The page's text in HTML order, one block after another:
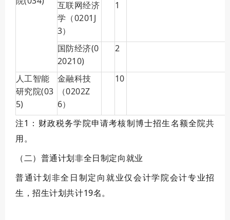
互联网经济
学（0201J
3）
1
国防经济(0
20210)
2
人工智能
研究院(03
5)
金融科技
（0202Z
6）
10
注1 ：财政税务学院申请考核制博士招生名额全院共
用。
（二）普通计划非全日制定向就业
普通计划非全日制定向就业仅会计学院会计专业招
生 ，招生计划共计19名。